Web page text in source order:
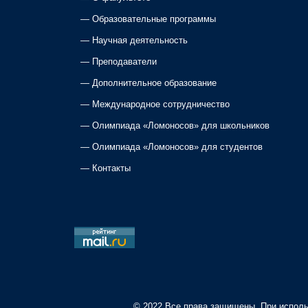
n
a
v
a
i
— Образовательные программы
— Научная деятельность
— Преподаватели
— Дополнительное образование
— Международное сотрудничество
— Олимпиада «Ломоносов» для школьников
— Олимпиада «Ломоносов» для студентов
— Контакты